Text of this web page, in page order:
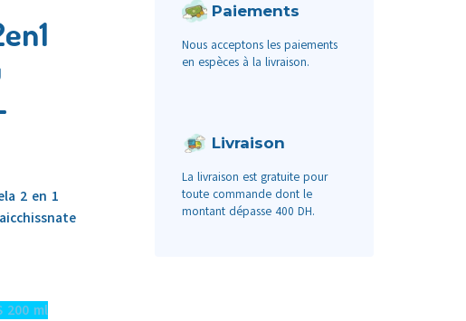
2 en 1
200 ml
Paiements
Nous acceptons les paiements
en espèces à la livraison.
Livraison
La livraison est gratuite pour
toute commande dont le
montant dépasse 400 DH.